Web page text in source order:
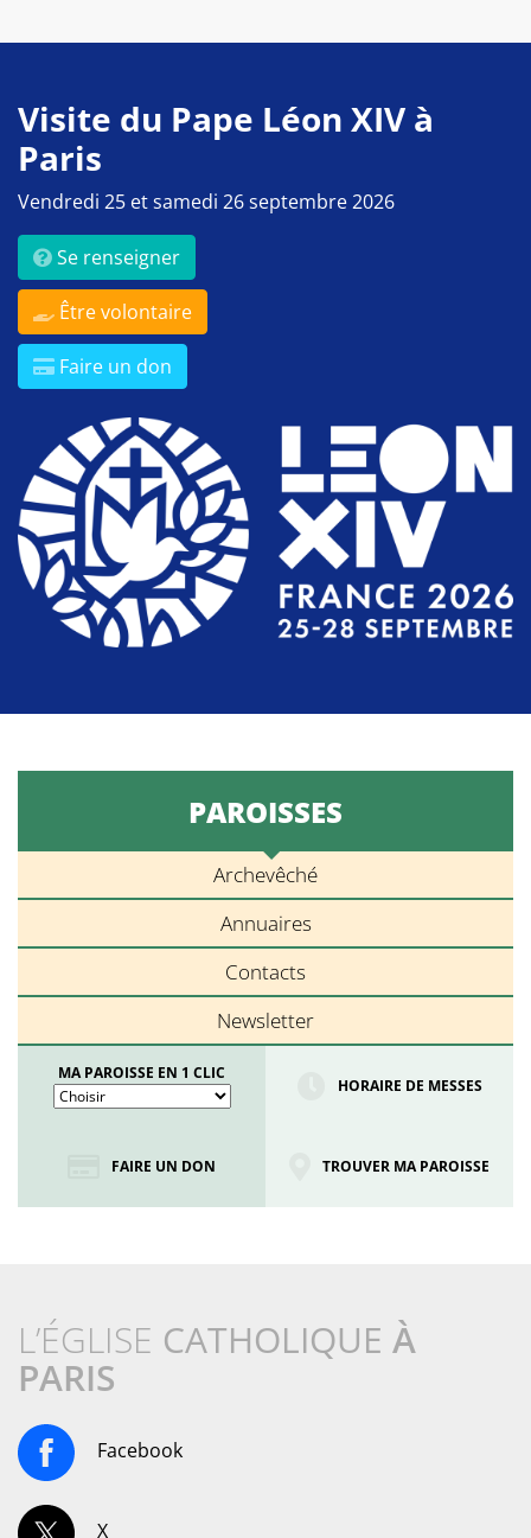
Visite du Pape Léon XIV à
Paris
Vendredi 25 et samedi 26 septembre 2026
Se renseigner
Être volontaire
Faire un don
PAROISSES
Archevêché
Annuaires
Contacts
Newsletter
MA PAROISSE EN 1 CLIC
HORAIRE DE MESSES
FAIRE UN DON TROUVER MA PAROISSE
L’ÉGLISE CATHOLIQUE À
PARIS
Facebook
X